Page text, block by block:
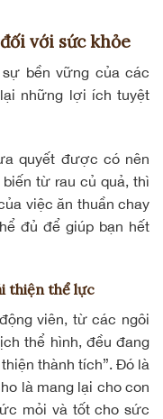
với sức khỏe
bền vững của các
những lợi ích tuyệt
quyết được có nên
từ rau củ quả, thì
việc ăn thuần chay
đủ để giúp bạn hết
thiện thể lực
viên, từ các ngôi
thể hình, đều đang
thành tích”. Đó là
là mang lại cho con
mỏi và tốt cho sức